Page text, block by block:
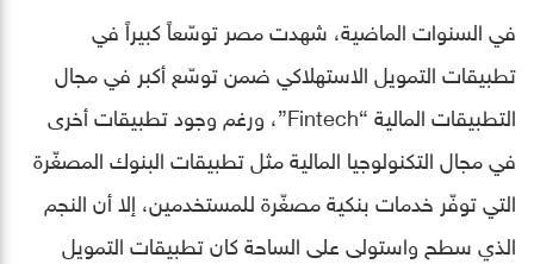
في السنوات الماضية، شهدت مصر توسّعاً كبيراً في
تطبيقات التمويل الاستهلاكي ضمن توسّع أكبر في مجال
التطبيقات المالية “Fintech”، ورغم وجود تطبيقات أخرى
في مجال التكنولوجيا المالية مثل تطبيقات البنوك المصغّرة
التي توفّر خدمات بنكية مصغّرة للمستخدمين، إلا أن النجم
الذي سطح واستولى على الساحة كان تطبيقات التمويل